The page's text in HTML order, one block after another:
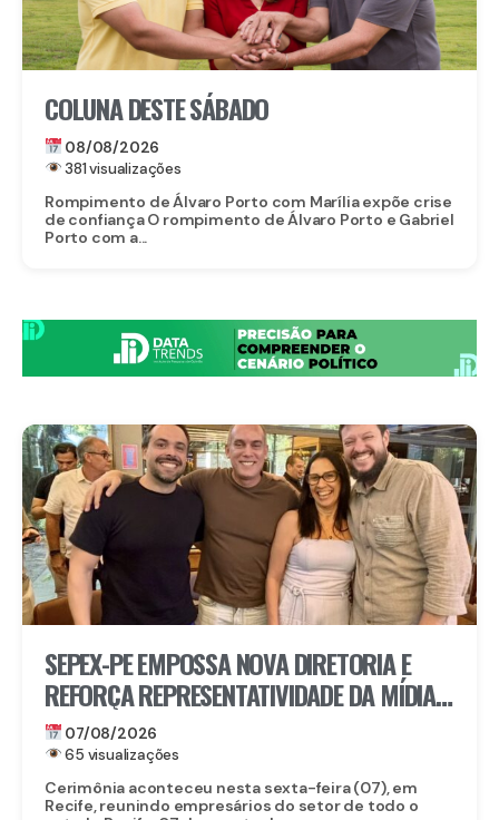
COLUNA DESTE SÁBADO
08/08/2026
381 visualizações
Rompimento de Álvaro Porto com Marília expõe crise
de confiança O rompimento de Álvaro Porto e Gabriel
Porto com a...
SEPEX-PE EMPOSSA NOVA DIRETORIA E
REFORÇA REPRESENTATIVIDADE DA MÍDIA
EXTERIOR EM PERNAMBUCO
07/08/2026
65 visualizações
Cerimônia aconteceu nesta sexta-feira (07), em
Recife, reunindo empresários do setor de todo o